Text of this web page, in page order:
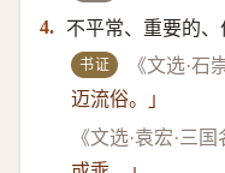
4. 不平常、重要的、
书证 《文选·石
迈流俗。」
《文选·袁宏·三国